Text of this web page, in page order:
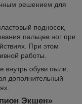
решением для
подносок,
пальцев ног при
При этом
работы.
внутрь обуви пыли,
дополнительный
Экшен»